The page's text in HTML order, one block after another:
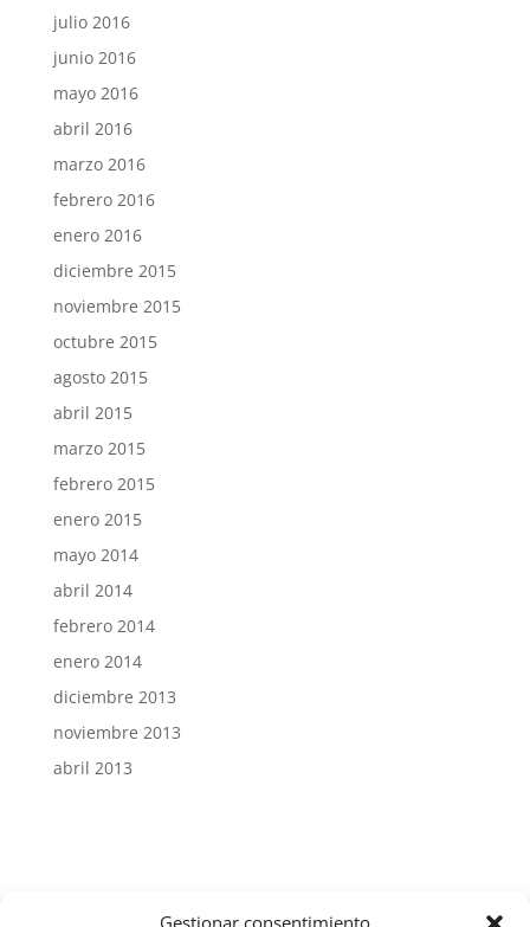
Gestionar consentimiento
julio 2016
junio 2016
mayo 2016
abril 2016
marzo 2016
febrero 2016
enero 2016
diciembre 2015
noviembre 2015
octubre 2015
agosto 2015
abril 2015
marzo 2015
febrero 2015
enero 2015
mayo 2014
abril 2014
febrero 2014
enero 2014
diciembre 2013
noviembre 2013
abril 2013